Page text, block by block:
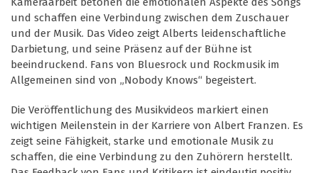
und schaffen eine Verbindung zwischen dem Zuschauer
und der Musik. Das Video zeigt Alberts leidenschaftliche
Darbietung, und seine Präsenz auf der Bühne ist
beeindruckend. Fans von Bluesrock und Rockmusik im
Allgemeinen sind von „Nobody Knows“ begeistert.
Die Veröffentlichung des Musikvideos markiert einen
wichtigen Meilenstein in der Karriere von Albert Franzen. Es
zeigt seine Fähigkeit, starke und emotionale Musik zu
schaffen, die eine Verbindung zu den Zuhörern herstellt.